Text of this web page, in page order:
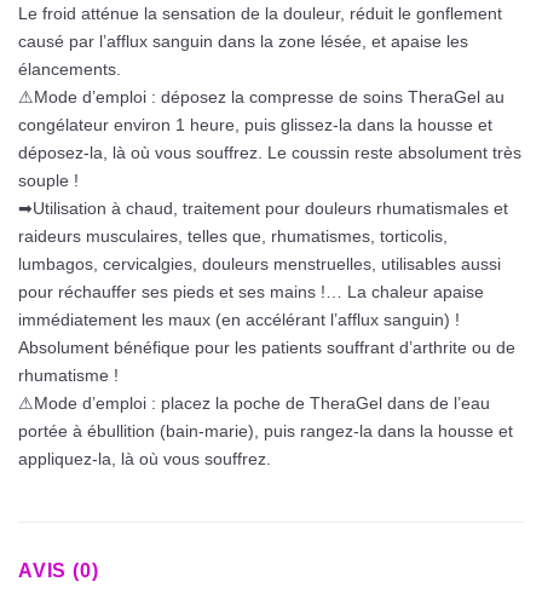
Le froid atténue la sensation de la douleur, réduit le gonflement
causé par l’afflux sanguin dans la zone lésée, et apaise les
élancements.
⚠Mode d’emploi : déposez la compresse de soins TheraGel au
congélateur environ 1 heure, puis glissez-la dans la housse et
déposez-la, là où vous souffrez. Le coussin reste absolument très
souple !
➡Utilisation à chaud, traitement pour douleurs rhumatismales et
raideurs musculaires, telles que, rhumatismes, torticolis,
lumbagos, cervicalgies, douleurs menstruelles, utilisables aussi
pour réchauffer ses pieds et ses mains !… La chaleur apaise
immédiatement les maux (en accélérant l’afflux sanguin) !
Absolument bénéfique pour les patients souffrant d’arthrite ou de
rhumatisme !
⚠Mode d’emploi : placez la poche de TheraGel dans de l’eau
portée à ébullition (bain-marie), puis rangez-la dans la housse et
appliquez-la, là où vous souffrez.
AVIS (0)